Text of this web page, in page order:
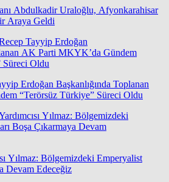
Abdulkadir Uraloğlu, Afyonkarahisar
Araya Geldi
Erdoğan Başkanlığında Toplanan
“Terörsüz Türkiye” Süreci Oldu
Yılmaz: Bölgemizdeki Emperyalist
Devam Edeceğiz